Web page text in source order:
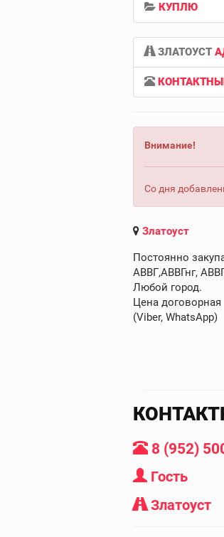
КУПЛЮ
ЗЛАТОУСТ
Внимание!
Со дня
Златоуст
Постоянно
АВВГ,АВВГнг,
Любой город.
Цена договорная
(Viber, WhatsApp)
8 (952)
Гость
Златоуст